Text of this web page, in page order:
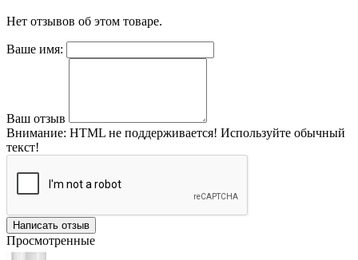
Нет отзывов об этом товаре.
Ваше имя:
Ваш отзыв
Внимание: HTML не поддерживается! Используйте обычный
текст!
Написать отзыв
Просмотренные